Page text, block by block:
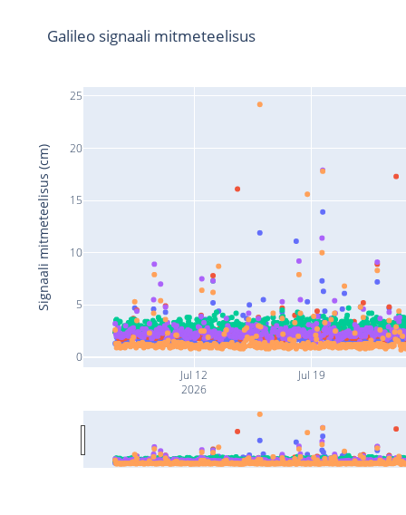
Jul 12
2026
Jul 19
0
5
10
15
20
25
Galileo signaali mitmeteelisus
Signaali mitmeteelisus (cm)